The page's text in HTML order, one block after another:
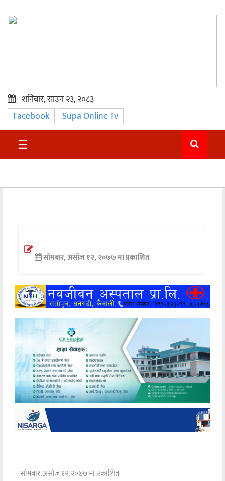
प्रमुख
समाचार
सुदुर
अन्तर्वार्ता
खेलकुद
मनोरञ्जन
अन्य
शनिबार, साउन २३, २०८३
Facebook Supa Online Tv
☰
सोमबार, असोज १२, २०७७ मा प्रकाशित
सोमबार, असोज १२, २०७७ मा प्रकाशित